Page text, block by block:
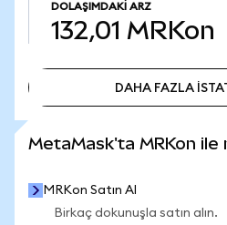
DOLAŞIMDAKI ARZ
132,01 MRKon
DAHA FAZLA
MetaMask'ta MRKon ile
MRKon Satın Al
Birkaç dokunuşla satın alın.